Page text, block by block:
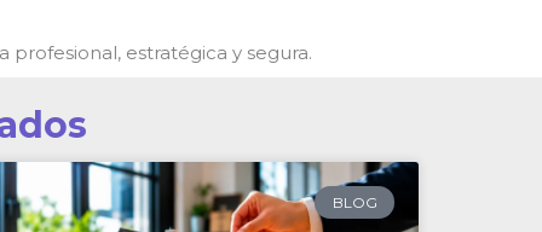
estratégica y segura.
BLOG